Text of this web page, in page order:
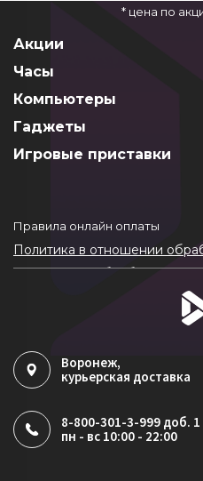
* цена по
Акции
Часы
Компьютеры
Гаджеты
Игровые приставки
Правила онлайн оплаты
Политика в отношении
Согласие на обработку ПДн
Политика обработки файлов
Воронеж,
курьерская доставка
8-800-301-3-999 доб. 1
пн - вс 10:00 - 22:00